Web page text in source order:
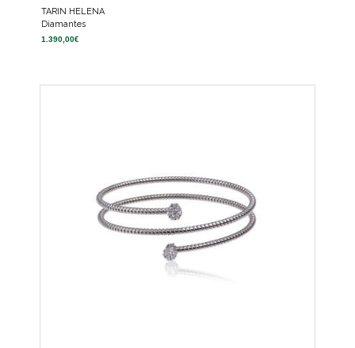
TARIN HELENA
Diamantes
1.390,00€